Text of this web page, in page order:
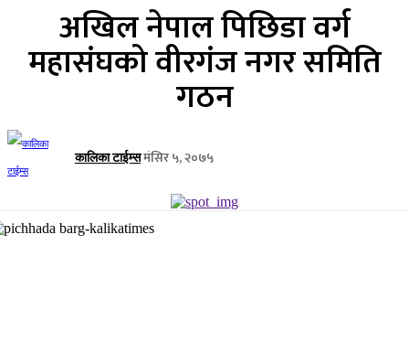
अखिल नेपाल पिछिडा वर्ग
महासंघको वीरगंज नगर समिति
गठन
कालिका टाईम्समंसिर ५, २०७५